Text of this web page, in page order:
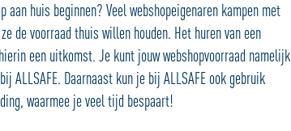
huis beginnen? Veel webshopeigenaren kampen met
de voorraad thuis willen houden. Het huren van een
een uitkomst. Je kunt jouw webshopvoorraad namelijk
ALLSAFE. Daarnaast kun je bij ALLSAFE ook gebruik
waarmee je veel tijd bespaart!